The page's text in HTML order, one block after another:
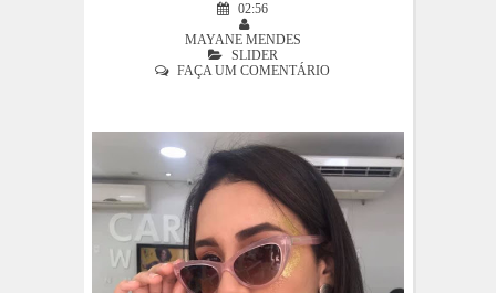
02:56
MAYANE MENDES
SLIDER
FAÇA UM COMENTÁRIO